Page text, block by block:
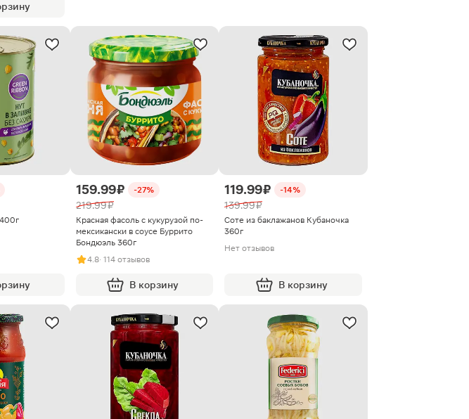
159.99 ₽ -27%
219.99 ₽
Красная фасоль с кукурузой по-
мексикански в соусе Буррито
Бондюэль 360г
4.8· 114 отзывов
В корзину
119.99 ₽ -14%
139.99 ₽
Соте из баклажанов Кубаночка
360г
Нет отзывов
В корзину